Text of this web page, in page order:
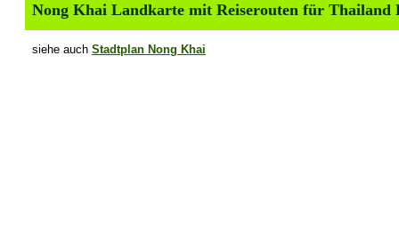
Nong Khai Landkarte mit Reiserouten für Thailand
siehe auch Stadtplan Nong Khai